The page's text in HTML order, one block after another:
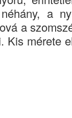
a
a
Kis mérete